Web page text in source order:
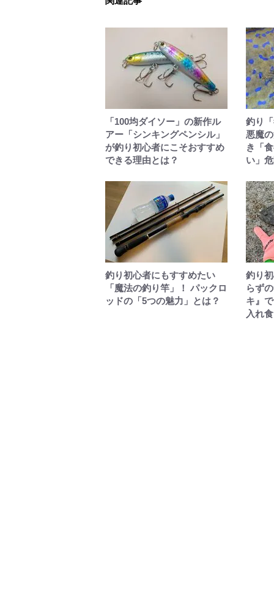
「100均ダイソー」の新作ル
アー「シンキングペンシル」
が釣り初心者にこそおすすめ
できる理由とは？
釣り
悪魔
き「
い」
釣り初心者にもすすめたい
「魔法の釣り竿」！ パックロ
ッドの「5つの魅力」とは？
釣り
らず
キ』
入れ